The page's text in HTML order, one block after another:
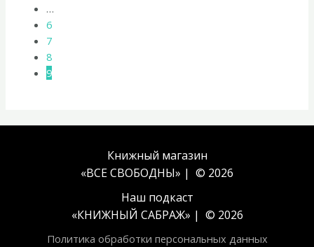
…
6
7
8
9
Книжный магазин
«ВСЕ СВОБОДНЫ» | © 2026
Наш подкаст
«КНИЖНЫЙ САБРАЖ» | © 2026
Политика обработки персональных данных